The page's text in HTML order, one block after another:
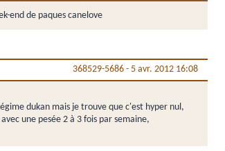
end de paques canelove
368529-5686 - 5 avr. 2012 16:08
dukan mais je trouve que c'est hyper nul,
une pesée 2 à 3 fois par semaine,